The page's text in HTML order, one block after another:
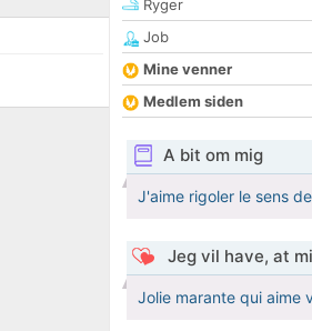
Ryger
Job
Mine venner
Medlem siden
A bit om mig
J'aime rigoler le sens
Jeg vil have, at
Jolie marante qui aime